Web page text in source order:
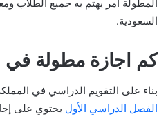
المطولة أمر يهتم به جميع الطلاب
السعودية.
كم اجازة مطولة في
بناء على التقويم الدراسي في المملكة
الفصل الدراسي الأول يحتوي على